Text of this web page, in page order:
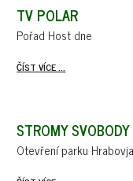
TV POLAR
Pořad Host dne
ČÍST VÍCE ...
STROMY SVOBODY
Otevření parku